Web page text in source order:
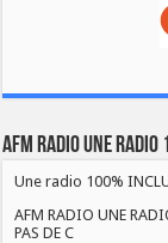
AFM RADIO UNE
Une radio 100%
AFM RADIO UNE
PAS DE C